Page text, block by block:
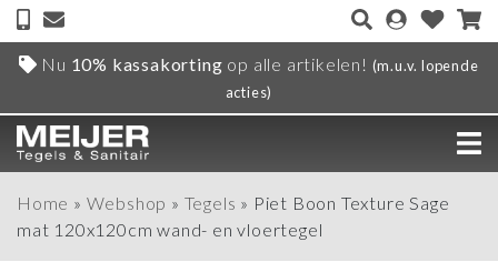
Nu 10% kassakorting op alle artikelen! (m.u.v. lopende
acties)
Home » Webshop » Tegels » Piet Boon Texture Sage
mat 120x120cm wand- en vloertegel